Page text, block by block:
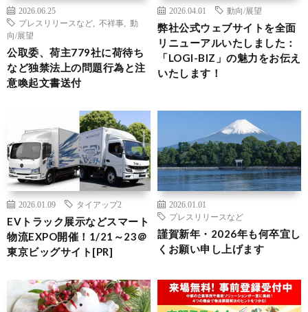
2026.06.25
プレスリリースなど
不祥事
動
向/展望
公取委、荷主779社に荷待ち
など独禁法上の問題行為と注
意喚起文書送付
2026.04.01 動向/展望
弊社公式ウェブサイトを全面
リニューアルいたしました：
「LOGI-BIZ」の魅力をお伝え
いたします！
2026.01.09 タイアップ2
EVトラック展示などスマート
物流EXPO開催！1/21～23＠
東京ビッグサイト[PR]
2026.01.01
プレスリリースなど
謹賀新年・2026年も何卒宜し
くお願い申し上げます